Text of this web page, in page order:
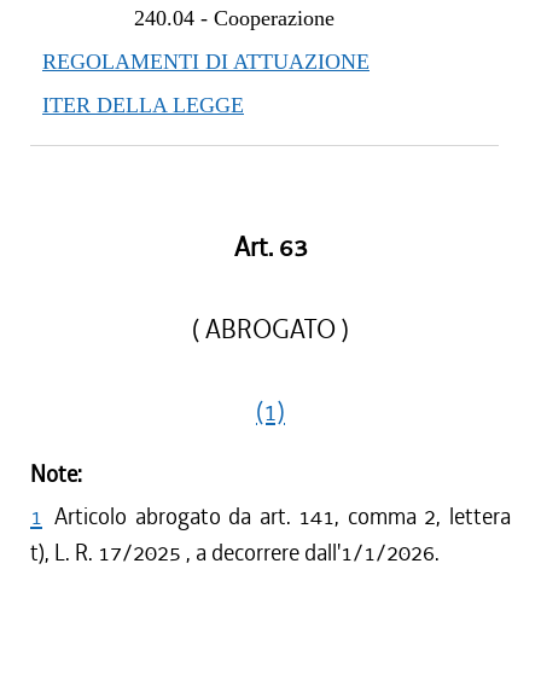
240.04- Cooperazione
REGOLAMENTI DI ATTUAZIONE
ITER DELLA LEGGE
Art. 63
( ABROGATO )
(1)
Note:
1 Articolo abrogato da art. 141, comma 2, lettera
t), L. R. 17/2025 , a decorrere dall'1/1/2026.